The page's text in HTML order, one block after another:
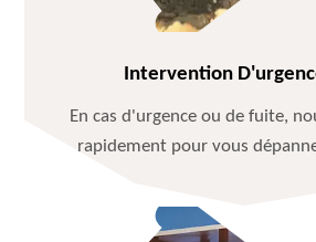
Intervention
En cas d'urgence ou de fuite,
rapidement pour vous